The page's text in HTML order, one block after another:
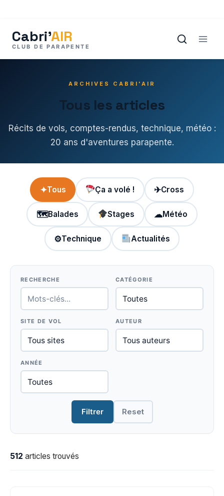
contenu
ARCHIVES CABRI'AIR
Tous les articles
Récits de vols, comptes-rendus, technique, météo :
20 ans d'aventures parapente.
✦Tous Ça a volé ! ✈Cross
🗺Balades Stages ☁Météo
⚙Technique Actualités
RECHERCHE CATÉGORIE
SITE DE VOL AUTEUR
ANNÉE
Filtrer Reset
512 articles trouvés